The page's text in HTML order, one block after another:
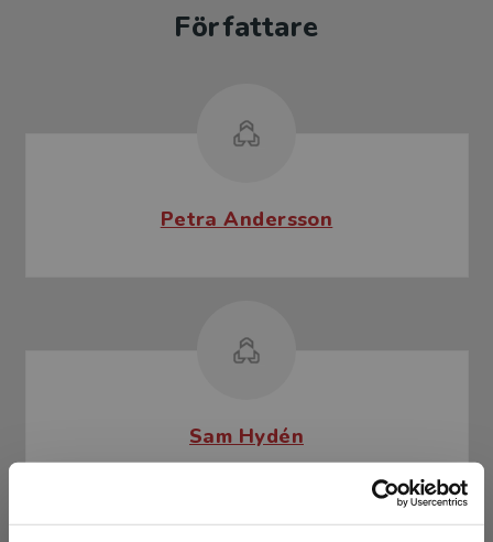
Författare
Petra Andersson
Sam Hydén